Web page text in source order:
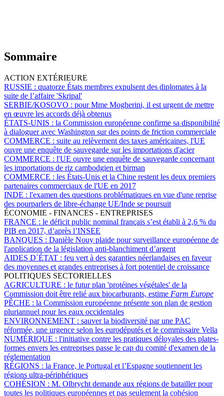
Sommaire
ACTION EXTÉRIEURE
RUSSIE : quatorze États membres expulsent des diplomates à la
suite de l’affaire 'Skripal'
SERBIE/KOSOVO : pour Mme Mogherini, il est urgent de mettre
en œuvre les accords déjà obtenus
ÉTATS-UNIS : la Commission européenne confirme sa disponibilité
à dialoguer avec Washington sur des points de friction commerciale
COMMERCE : suite au relèvement des taxes américaines, l'UE
ouvre une enquête de sauvegarde sur les importations d'acier
COMMERCE : l'UE ouvre une enquête de sauvegarde concernant
les importations de riz cambodgien et birman
COMMERCE : les États-Unis et la Chine restent les deux premiers
partenaires commerciaux de l'UE en 2017
INDE : l'examen des questions problématiques en vue d'une reprise
des pourparlers de libre-échange UE/Inde se poursuit
ÉCONOMIE - FINANCES - ENTREPRISES
FRANCE : le déficit public nominal français s’est établi à 2,6 % du
PIB en 2017, d’après l’INSEE
BANQUES : Danièle Nouy plaide pour surveillance européenne de
l'application de la législation anti-blanchiment d’argent
AIDES D´ÉTAT : feu vert à des garanties néerlandaises en faveur
des moyennes et grandes entreprises à fort potentiel de croissance
POLITIQUES SECTORIELLES
AGRICULTURE : le futur plan 'protéines végétales' de la
Commission doit être relié aux biocarburants, estime Farm Europe
PÊCHE : la Commission européenne présente son plan de gestion
pluriannuel pour les eaux occidentales
ENVIRONNEMENT : sauver la biodiversité par une PAC
réformée, une urgence selon les eurodéputés et le commissaire Vella
NUMÉRIQUE : l'initiative contre les pratiques déloyales des plates-
formes envers les entreprises passe le cap du comité d'examen de la
réglementation
RÉGIONS : la France, le Portugal et l’Espagne soutiennent les
régions ultra-périphériques
COHÉSION : M. Olbrycht demande aux régions de batailler pour
toutes les politiques européennes et pas seulement la cohésion